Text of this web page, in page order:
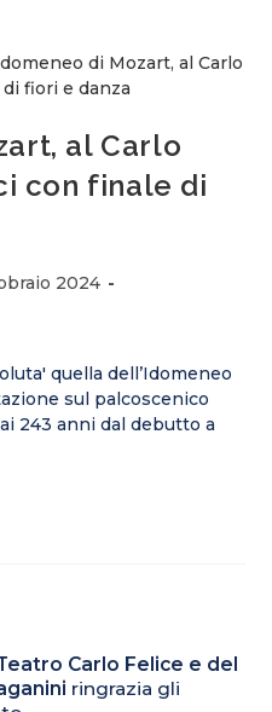
al Carlo
con finale di
2024
quella dell’Idomeneo
sul palcoscenico
243 anni dal debutto a
Carlo Felice e del
ringrazia gli